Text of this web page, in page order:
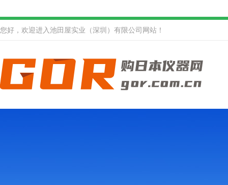
您好，欢迎进入池田屋实业（深圳）有限公司网站！